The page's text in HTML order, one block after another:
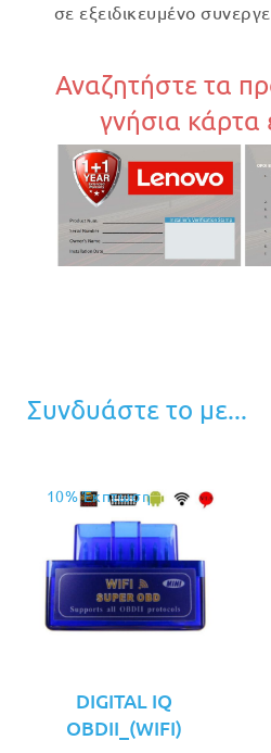
σε εξειδικευμένο
Αναζητήστε τα
γνήσια κάρτα
Συνδυάστε το με...
10% Έκπτωση
DIGITAL IQ
OBDII_(WIFI)